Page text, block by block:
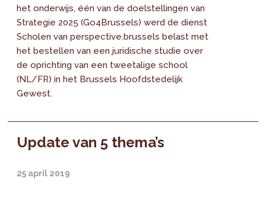
het onderwijs, één van de doelstellingen van
Strategie 2025 (Go4Brussels) werd de dienst
Scholen van perspective.brussels belast met
het bestellen van een juridische studie over
de oprichting van een tweetalige school
(NL/FR) in het Brussels Hoofdstedelijk
Gewest.
Update van 5 thema’s
25 april 2019